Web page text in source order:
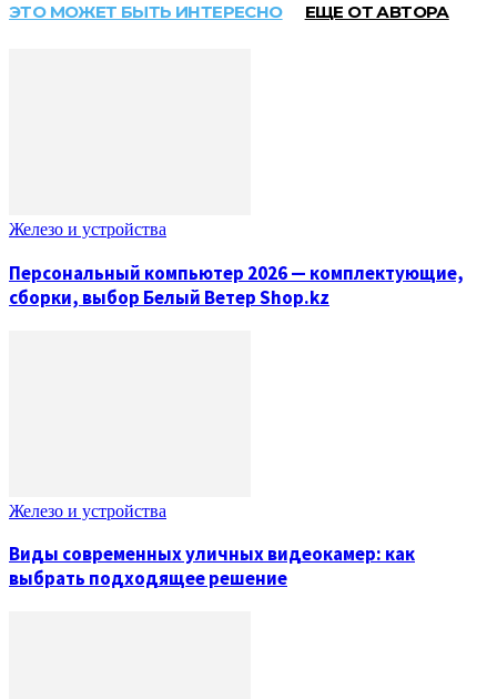
ЭТО МОЖЕТ БЫТЬ ИНТЕРЕСНО ЕЩЕ ОТ АВТОРА
Железо и устройства
Персональный компьютер 2026 — комплектующие,
сборки, выбор Белый Ветер Shop.kz
Железо и устройства
Виды современных уличных видеокамер: как
выбрать подходящее решение